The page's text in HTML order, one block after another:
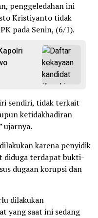
penggeledahan ini
Kristiyanto tidak
pada Senin, (6/1).
sendiri, tidak terkait
ketidakhadiran
ujarnya.
karena penyidik
diduga terdapat bukti-
dugaan korupsi dan
dilakukan
yang saat ini sedang